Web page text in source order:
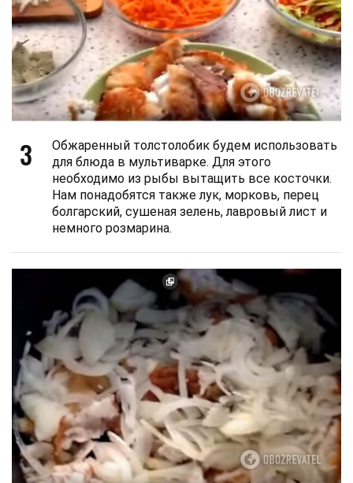
3
Обжаренный толстолобик будем использовать
для блюда в мультиварке. Для этого
необходимо из рыбы вытащить все косточки.
Нам понадобятся также лук, морковь, перец
болгарский, сушеная зелень, лавровый лист и
немного розмарина.